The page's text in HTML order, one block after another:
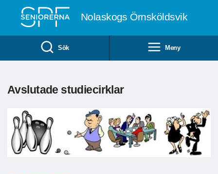
Nolaskogs Örnsköldsvik
Sök Meny
Avslutade studiecirklar